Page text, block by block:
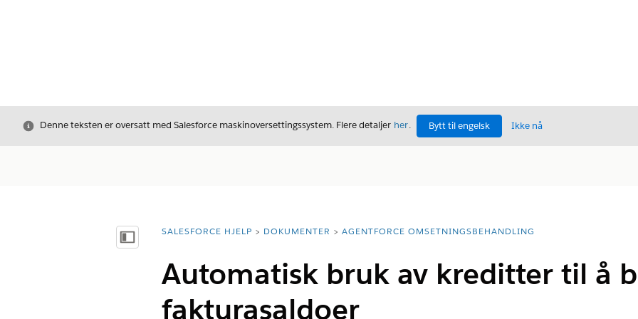
Avslutt
Denne teksten er oversatt med Salesforce maskinoversettingssystem. Flere detaljer her. Bytt til engelsk Ikke nå
Vis innholdsfortegnelse
Du er her:
SALESFORCE HJELP DOKUMENTER AGENTFORCE OMSETNINGSBEHANDLING
Automatisk bruk av kreditter til å
fakturasaldoer